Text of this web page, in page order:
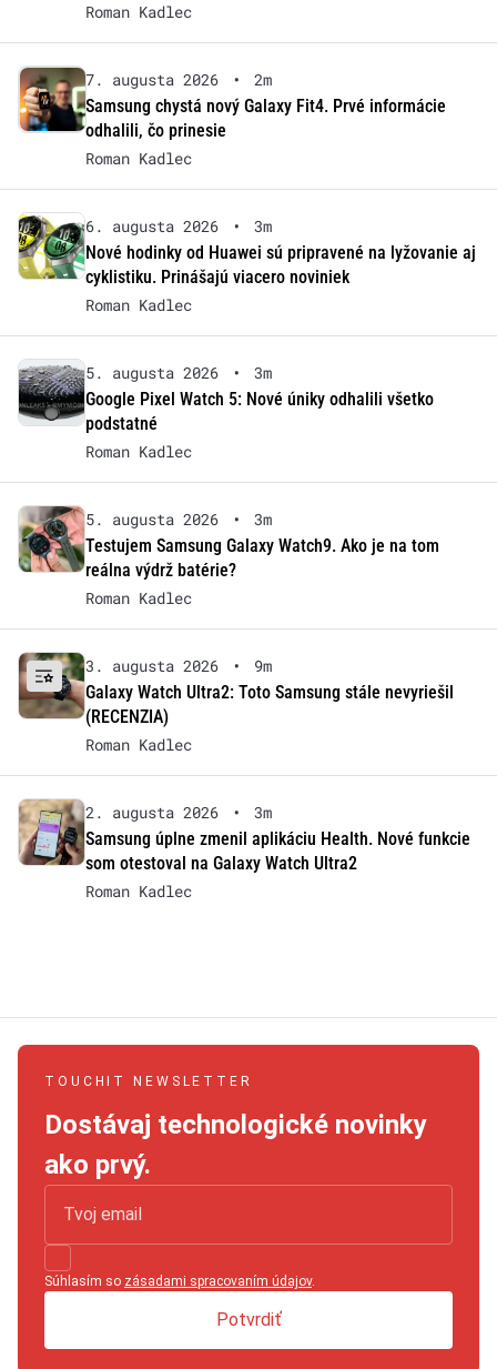
Roman Kadlec
7. augusta 2026 •
2m
Samsung chystá nový Galaxy Fit4. Prvé informácie
odhalili, čo prinesie
Roman Kadlec
6. augusta 2026 •
3m
Nové hodinky od Huawei sú pripravené na lyžovanie aj
cyklistiku. Prinášajú viacero noviniek
Roman Kadlec
5. augusta 2026 •
3m
Google Pixel Watch 5: Nové úniky odhalili všetko
podstatné
Roman Kadlec
5. augusta 2026 •
3m
Testujem Samsung Galaxy Watch9. Ako je na tom
reálna výdrž batérie?
Roman Kadlec
3. augusta 2026 •
9m
Galaxy Watch Ultra2: Toto Samsung stále nevyriešil
(RECENZIA)
Roman Kadlec
2. augusta 2026 •
3m
Samsung úplne zmenil aplikáciu Health. Nové funkcie
som otestoval na Galaxy Watch Ultra2
Roman Kadlec
TOUCHIT NEWSLETTER
Dostávaj technologické novinky
ako prvý.
Súhlasím so zásadami spracovaním údajov.
Potvrdiť